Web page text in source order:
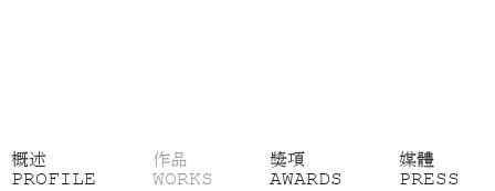
概述
PROFILE
作品
WORKS
獎項
AWARDS
媒體
PRESS